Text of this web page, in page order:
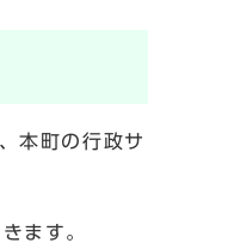
本町の行政サ
ます。